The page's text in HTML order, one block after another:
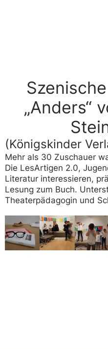
„Anders“
(Königskinder
Mehr als 30 Zuschauer
Die LesArtigen 2.0,
Literatur interessieren,
Lesung zum Buch.
Theaterpädagogin und